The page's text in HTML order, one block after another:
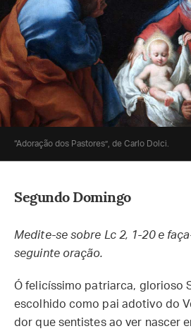
“Adoração dos Pastores”, de Carlo Dolci.
Segundo Domingo
Medite-se sobre Lc 2, 1-20 e
seguinte oração.
Ó felicíssimo patriarca, glorioso
escolhido como pai adotivo do
dor que sentistes ao ver nascer